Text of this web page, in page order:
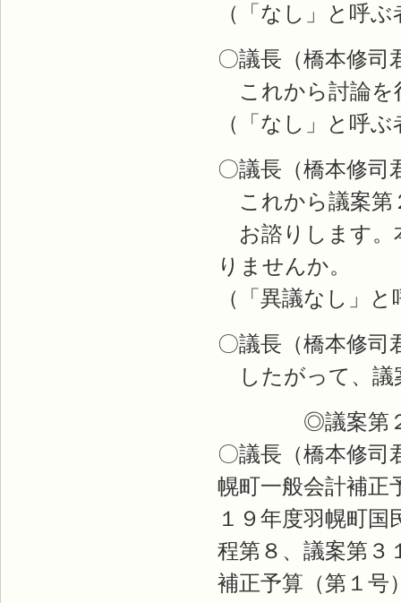
（「なし」と呼
〇議長（橋本修
これから討論を
（「なし」と呼
〇議長（橋本修
これから議案第
お諮りします。
りませんか。
（「異議なし」
〇議長（橋本修
したがって、議
◎議案第２９
〇議長（橋本修
幌町一般会計補
１９年度羽幌町
程第８、議案第
補正予算（第１号